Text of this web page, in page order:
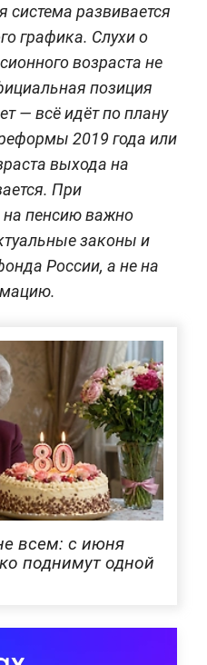
система развивается
графика. Слухи о
возраста не
позиция
— всё идёт по плану
2019 года или
выхода на
При
пенсию важно
законы и
России, а не на
всем: с июня
поднимут одной